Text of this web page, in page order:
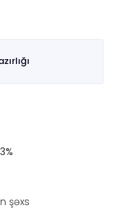
şəxs